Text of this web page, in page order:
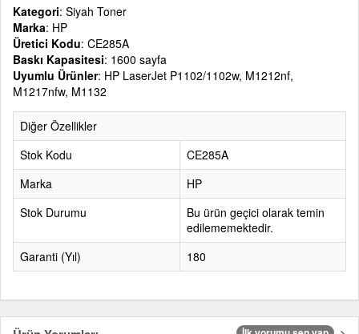
Kategori: Siyah Toner
Marka: HP
Üretici Kodu: CE285A
Baskı Kapasitesi: 1600 sayfa
Uyumlu Ürünler: HP LaserJet P1102/1102w, M1212nf,
M1217nfw, M1132
Diğer Özellikler
Stok Kodu
CE285A
Marka
HP
Stok Durumu
Bu ürün geçici olarak temin
edilememektedir.
Garanti (Yıl)
180